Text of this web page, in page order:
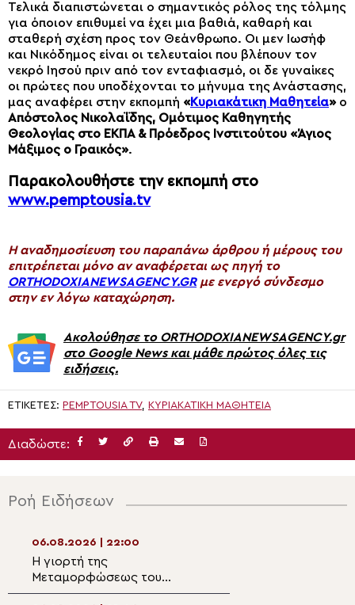
Τελικά διαπιστώνεται ο σημαντικός ρόλος της τόλμης
για όποιον επιθυμεί να έχει μια βαθιά, καθαρή και
σταθερή σχέση προς τον Θεάνθρωπο. Οι μεν Ιωσήφ
και Νικόδημος είναι οι τελευταίοι που βλέπουν τον
νεκρό Ιησού πριν από τον ενταφιασμό, οι δε γυναίκες
οι πρώτες που υποδέχονται το μήνυμα της Ανάστασης,
μας αναφέρει στην εκπομπή «Κυριακάτικη Μαθητεία»ο
Απόστολος Νικολαΐδης, Ομότιμος Καθηγητής
Θεολογίας στο ΕΚΠΑ & Πρόεδρος Ινστιτούτου «Άγιος
Μάξιμος ο Γραικός».
Παρακολουθήστε την εκπομπή στο
www.pemptousia.tv
H αναδημοσίευση του παραπάνω άρθρου ή μέρους του
επιτρέπεται μόνο αν αναφέρεται ως πηγή το
ORTHODOXIANEWSAGENCY.GRμε ενεργό σύνδεσμο
στην εν λόγω καταχώρηση.
Ακολούθησε το ORTHODOXIANEWSAGENCY.gr
στο Google News και μάθε πρώτος όλες τις
ειδήσεις.
ΕΤΙΚΈΤΕΣ: PEMPTOUSIA TV, ΚΥΡΙΑΚΆΤΙΚΗ ΜΑΘΗΤΕΊΑ
Διαδώστε:
Ροή Ειδήσεων
06.08.2026 | 22:00
Η γιορτή της
Μεταμορφώσεως του
Σωτήρος στον ιερό βράχο